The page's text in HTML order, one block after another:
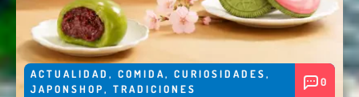
ACTUALIDAD , COMIDA, CURIOSIDADES,
JAPONSHOP, TRADICIONES
0